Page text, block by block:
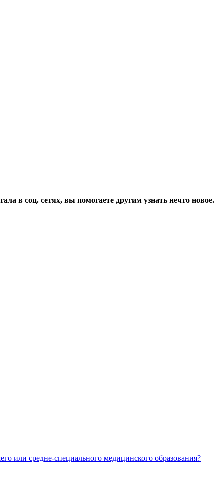
в соц. сетях, вы помогаете другим узнать нечто новое.
или средне-специального медицинского образования?